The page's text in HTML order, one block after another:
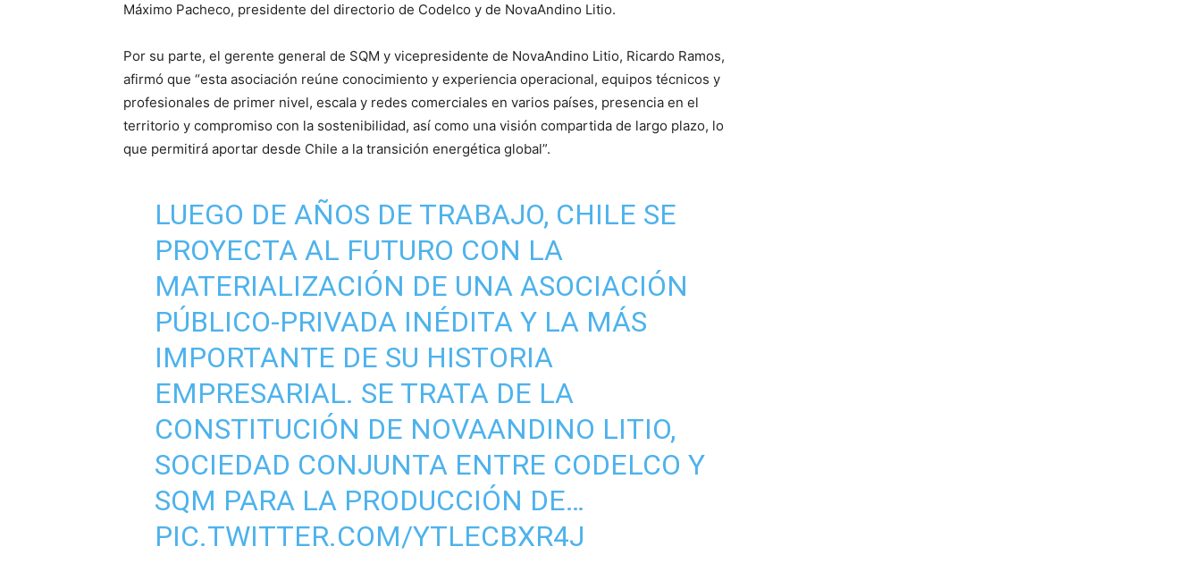
Máximo Pacheco, presidente del directorio de Codelco y de NovaAndino Litio.
Por su parte, el gerente general de SQM y vicepresidente de NovaAndino Litio, Ricardo Ramos,
afirmó que “esta asociación reúne conocimiento y experiencia operacional, equipos técnicos y
profesionales de primer nivel, escala y redes comerciales en varios países, presencia en el
territorio y compromiso con la sostenibilidad, así como una visión compartida de largo plazo, lo
que permitirá aportar desde Chile a la transición energética global”.
LUEGO DE AÑOS DE TRABAJO, CHILE SE
PROYECTA AL FUTURO CON LA
MATERIALIZACIÓN DE UNA ASOCIACIÓN
PÚBLICO-PRIVADA INÉDITA Y LA MÁS
IMPORTANTE DE SU HISTORIA
EMPRESARIAL. SE TRATA DE LA
CONSTITUCIÓN DE NOVAANDINO LITIO,
SOCIEDAD CONJUNTA ENTRE CODELCO Y
SQM PARA LA PRODUCCIÓN DE…
PIC.TWITTER.COM/YTLECBXR4J